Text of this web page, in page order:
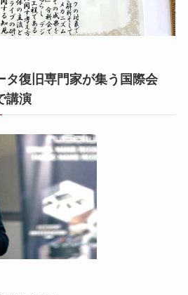
タ復旧専門家が集う国際会
講演